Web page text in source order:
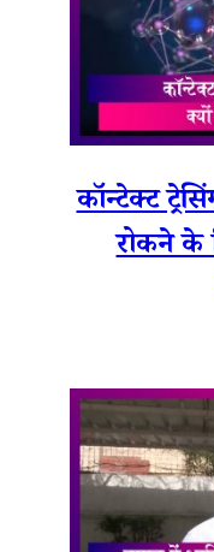
कॉन्टेक्ट
रोकने के